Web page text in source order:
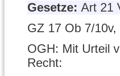
Gesetze: Art 21
GZ 17 Ob 7/
OGH: Mit Urteil
Recht: